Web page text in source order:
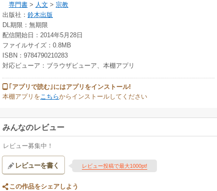
専門書 > 人文 > 宗教
出版社： 鈴木出版
DL期限：無期限
配信開始日：2014年5月28日
ファイルサイズ：0.8MB
ISBN：9784790210283
対応ビューア：ブラウザビューア、本棚アプリ
｢アプリで読む｣にはアプリをインストール!
本棚アプリをこちらからインストールしてください
みんなのレビュー
レビュー募集中！
レビューを書く レビュー投稿で最大1000pt!
この作品をシェアしよう